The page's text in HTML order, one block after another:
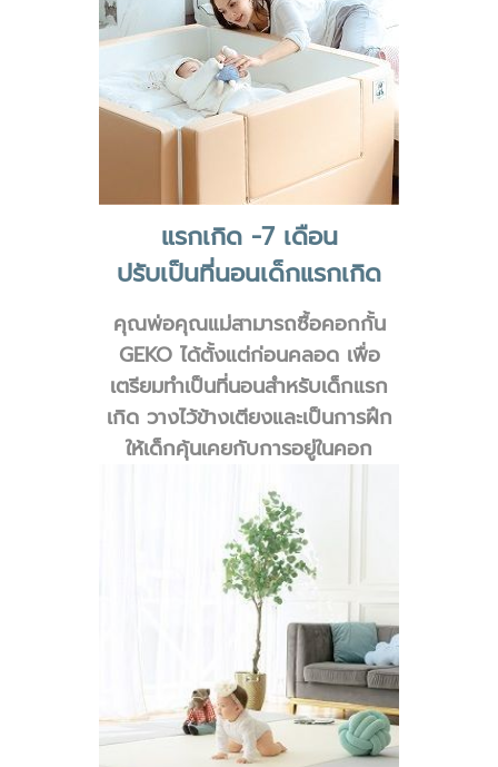
แรกเกิด -7 เดือน
ปรับเป็นที่นอนเด็กแรกเกิด
คุณพ่อคุณแม่สามารถซื้อคอกกั้น
GEKO ได้ตั้งแต่ก่อนคลอด เพื่อ
เตรียมทำเป็นที่นอนสำหรับเด็กแรก
เกิด วางไว้ข้างเตียงและเป็นการฝึก
ให้เด็กคุ้นเคยกับการอยู่ในคอก